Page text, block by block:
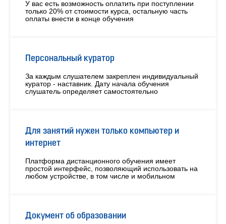
У вас есть возможность оплатить при поступлении
только 20% от стоимости курса, остальную часть
оплаты внести в конце обучения
Персональный куратор
За каждым слушателем закреплен индивидуальный
куратор - наставник. Дату начала обучения
слушатель определяет самостоятельно
Для занятий нужен только компьютер и
интернет
Платформа дистанционного обучения имеет
простой интерфейс, позволяющий использовать на
любом устройстве, в том числе и мобильном
Документ об образовании